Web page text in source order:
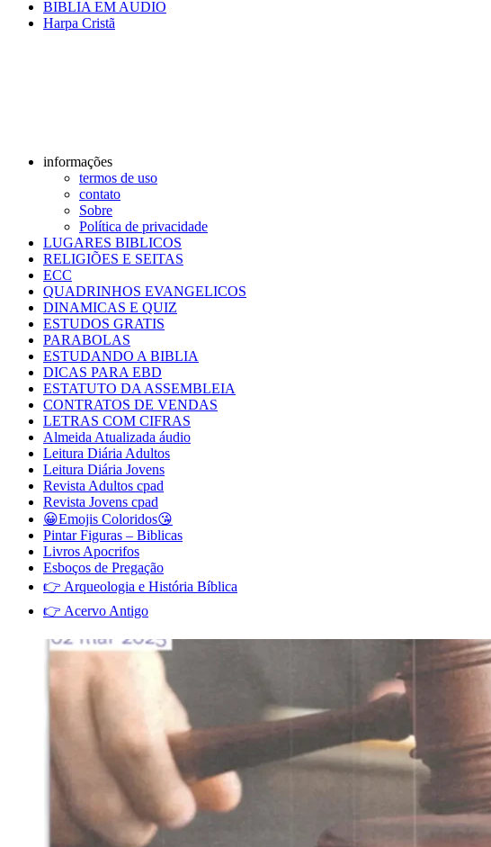
BIBLIA EM AUDIO
Harpa Cristã
informações
termos de uso
contato
Sobre
Política de privacidade
LUGARES BIBLICOS
RELIGIÕES E SEITAS
ECC
QUADRINHOS EVANGELICOS
DINAMICAS E QUIZ
ESTUDOS GRATIS
PARABOLAS
ESTUDANDO A BIBLIA
DICAS PARA EBD
ESTATUTO DA ASSEMBLEIA
CONTRATOS DE VENDAS
LETRAS COM CIFRAS
Almeida Atualizada áudio
Leitura Diária Adultos
Leitura Diária Jovens
Revista Adultos cpad
Revista Jovens cpad
😀Emojis Coloridos😘
Pintar Figuras – Biblicas
Livros Apocrifos
Esboços de Pregação
👉 Arqueologia e História Bíblica
👉 Acervo Antigo